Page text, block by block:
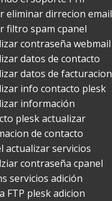
eliminar dirrecion email
filtro spam cpanel
contraseña webmail
datos de contacto
datos de facturacion
info contacto plesk
información
pleskactualizar
de contacto
actualizar servicios
contraseña cpanel
servicios adición
FTP pleskadicion